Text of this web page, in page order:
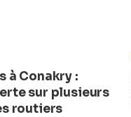
à Conakry :
sur plusieurs
routiers